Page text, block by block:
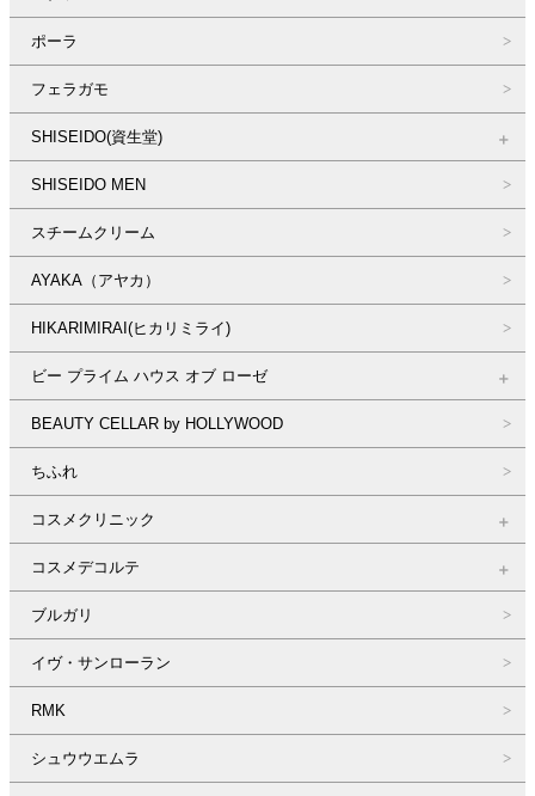
ポーラ
フェラガモ
SHISEIDO(資生堂)
SHISEIDO MEN
スチームクリーム
AYAKA（アヤカ）
HIKARIMIRAI(ヒカリミライ)
ビー プライム ハウス オブ ローゼ
BEAUTY CELLAR by HOLLYWOOD
ちふれ
コスメクリニック
コスメデコルテ
ブルガリ
イヴ・サンローラン
RMK
シュウウエムラ